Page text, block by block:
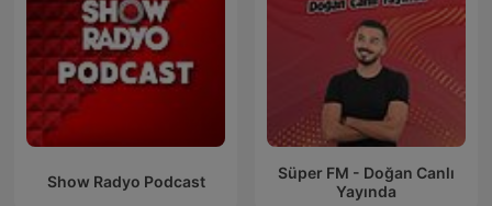
Show Radyo Podcast
Süper FM - Doğan Canlı
Yayında